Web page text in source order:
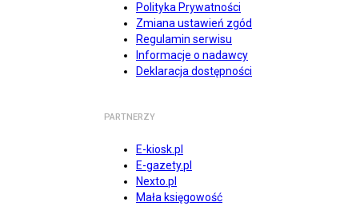
Polityka Prywatności
Zmiana ustawień zgód
Regulamin serwisu
Informacje o nadawcy
Deklaracja dostępności
PARTNERZY
E-kiosk.pl
E-gazety.pl
Nexto.pl
Mała księgowość